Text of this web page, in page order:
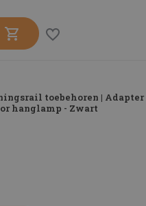
toebehoren |
hanglamp - Zwart